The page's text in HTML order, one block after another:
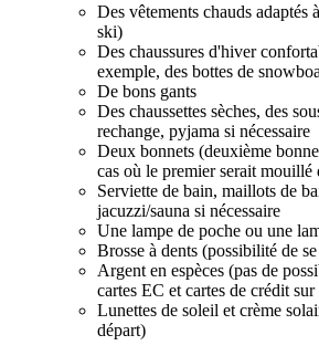
Des vêtements chauds
ski)
Des chaussures d'hiver
exemple, des bottes de
De bons gants
Des chaussettes sèches, des
rechange, pyjama si nécessaire
Deux bonnets (deuxième
cas où le premier serait mouillé
Serviette de bain, maillots de
jacuzzi/sauna si nécessaire
Une lampe de poche ou une
Brosse à dents (possibilité de
Argent en espèces (pas de
cartes EC et cartes de crédit
Lunettes de soleil et crème
départ)